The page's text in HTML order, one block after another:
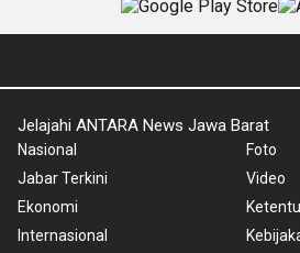
Jelajahi ANTARA News Jawa Barat
Nasional
Jabar Terkini
Ekonomi
Internasional
Foto
Video